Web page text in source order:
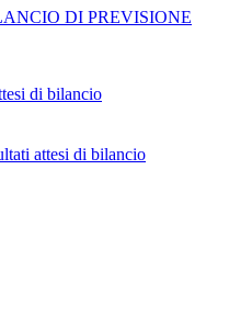
DI PREVISIONE
di bilancio
attesi di bilancio